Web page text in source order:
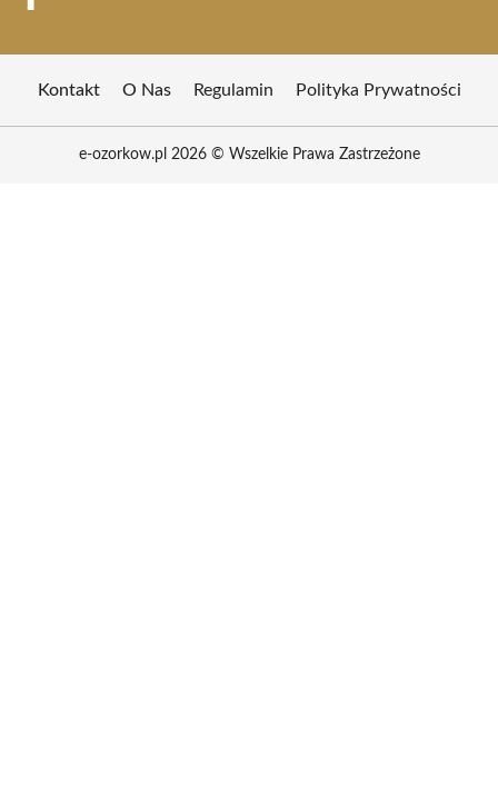
Kontakt O Nas Regulamin Polityka Prywatności
e-ozorkow.pl 2026 © Wszelkie Prawa Zastrzeżone